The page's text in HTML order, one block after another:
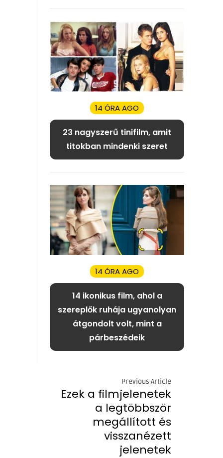
14 ÓRA AGO
23 nagyszerű tinifilm, amit
titokban mindenki szeret
14 ÓRA AGO
14 ikonikus film, ahol a
szereplők ruhája ugyanolyan
átgondolt volt, mint a
párbeszédeik
Previous Article
Ezek a filmjelenetek
a legtöbbször
megállított és
visszanézett
jelenetek